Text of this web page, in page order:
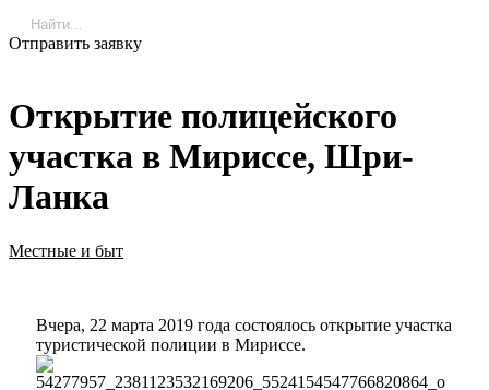
Отправить заявку
Открытие полицейского
участка в Мириссе, Шри-
Ланка
Местные и быт
Вчера, 22 марта 2019 года состоялось открытие участка
туристической полиции в Мириссе.